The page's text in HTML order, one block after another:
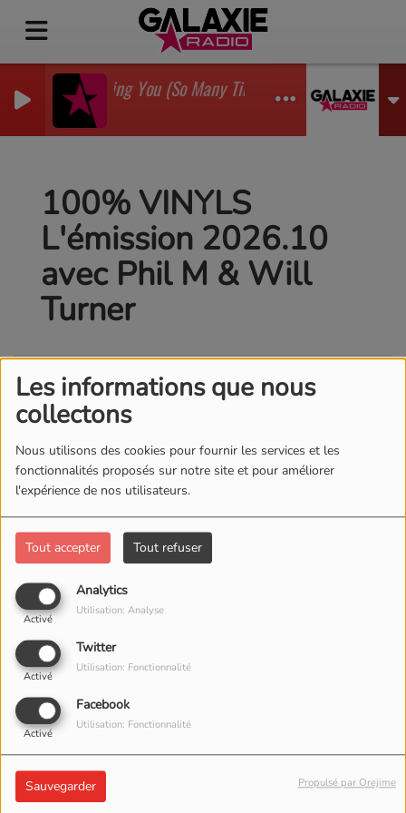
Les informations que nous
collectons
Nous utilisons des cookies pour fournir les services et les
fonctionnalités proposés sur notre site et pour améliorer
l'expérience de nos utilisateurs.
Tout accepter Tout refuser
Analytics
Activé
Utilisation: Analyse
Twitter
Activé
Utilisation: Fonctionnalité
Facebook
Activé
Utilisation: Fonctionnalité
Sauvegarder Propulsé par Orejime
I'm Watching You (So Many Times) (Sean Finn Remix)
GADJO
100% VINYLS
L'émission 2026.10
avec Phil M & Will
Turner
01 JUIN 2026 -